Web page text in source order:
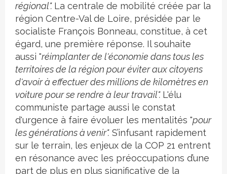
régional". La centrale de mobilité créée par la
région Centre-Val de Loire, présidée par le
socialiste François Bonneau, constitue, à cet
égard, une première réponse. Il souhaite
aussi "réimplanter de l'économie dans tous les
territoires de la région pour éviter aux citoyens
d'avoir à effectuer des millions de kilomètres en
voiture pour se rendre à leur travail". L'élu
communiste partage aussi le constat
d'urgence à faire évoluer les mentalités "pour
les générations à venir". S’infusant rapidement
sur le terrain, les enjeux de la COP 21 entrent
en résonance avec les préoccupations d’une
part de plus en plus significative de la